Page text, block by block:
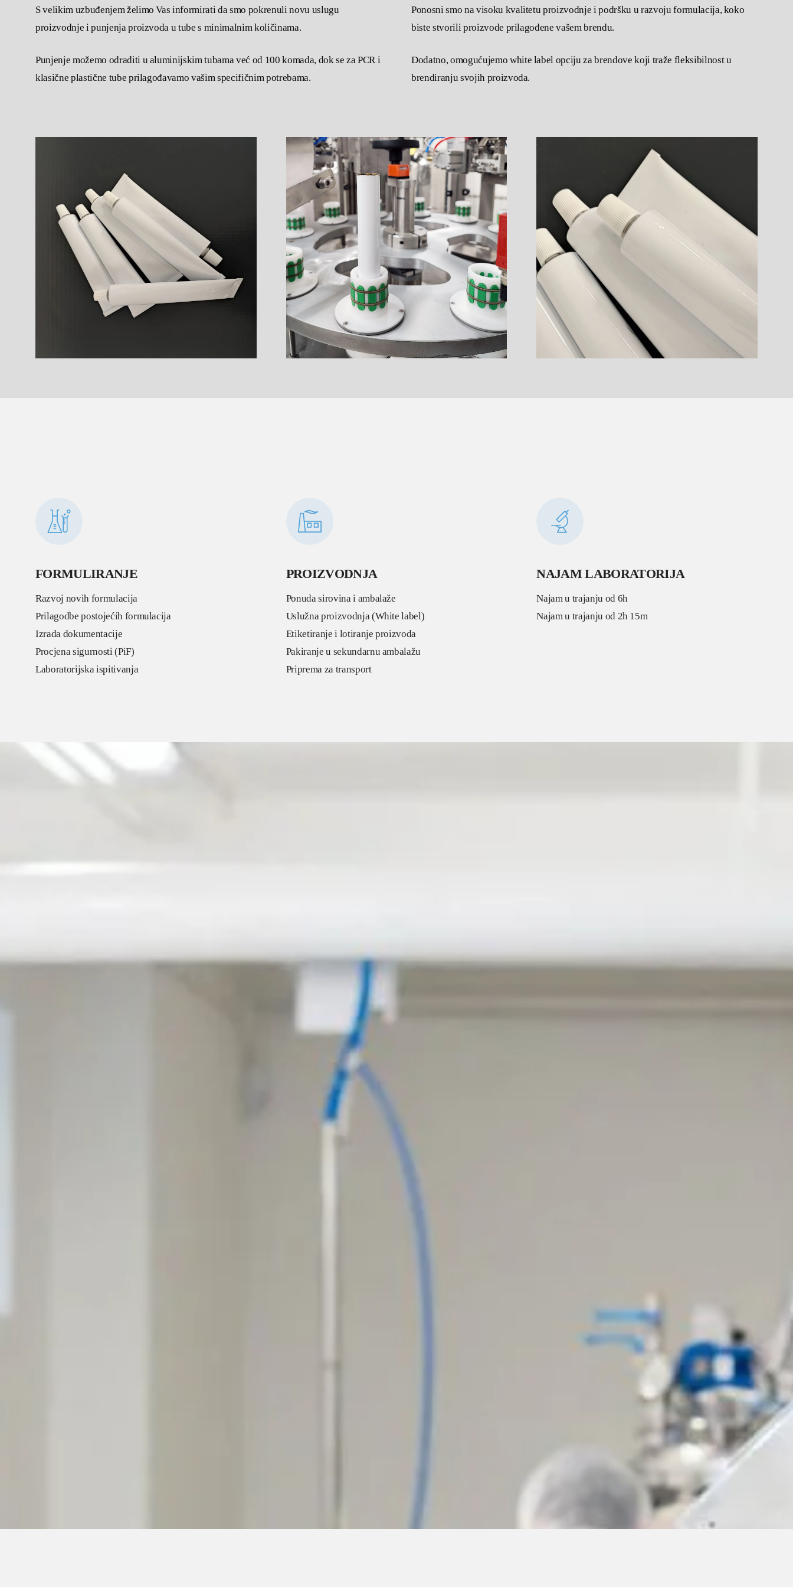
S velikim uzbuđenjem želimo Vas informirati da smo pokrenuli novu uslugu
proizvodnje i punjenja proizvoda u tube s minimalnim količinama.
Punjenje možemo odraditi u aluminijskim tubama već od 100 komada, dok se za PCR i
klasične plastične tube prilagođavamo vašim specifičnim potrebama.
Ponosni smo na visoku kvalitetu proizvodnje i podršku u razvoju formulacija, koko
biste stvorili proizvode prilagođene vašem brendu.
Dodatno, omogućujemo white label opciju za brendove koji traže fleksibilnost u
brendiranju svojih proizvoda.
FORMULIRANJE
Razvoj novih formulacija
Prilagodbe postojećih formulacija
Izrada dokumentacije
Procjena sigurnosti (PiF)
Laboratorijska ispitivanja
PROIZVODNJA
Ponuda sirovina i ambalaže
Uslužna proizvodnja (White label)
Etiketiranje i lotiranje proizvoda
Pakiranje u sekundarnu ambalažu
Priprema za transport
NAJAM LABORATORIJA
Najam u trajanju od 6h
Najam u trajanju od 2h 15m